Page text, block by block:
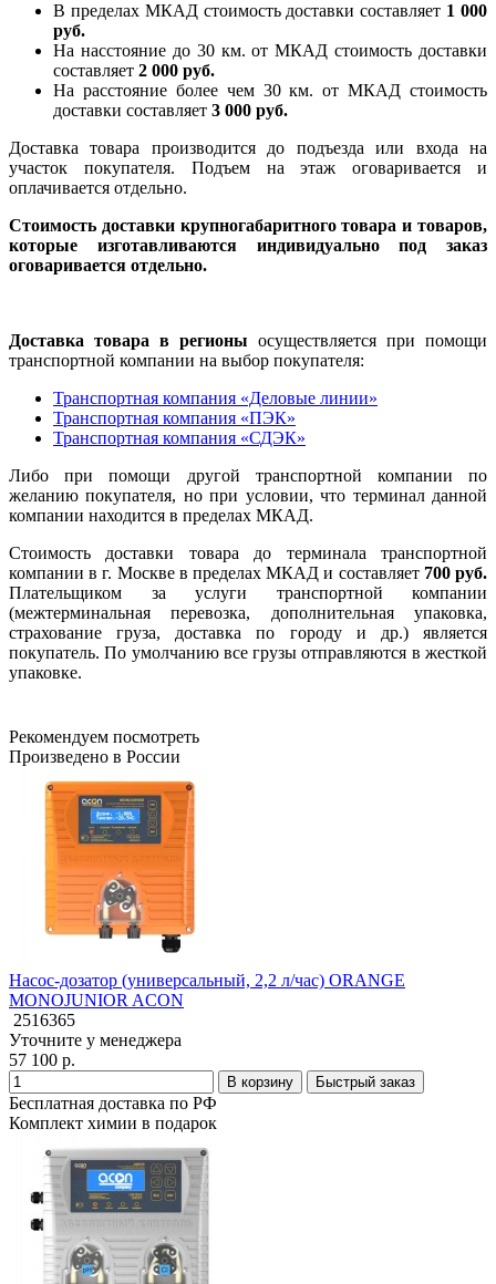
В пределах МКАД стоимость доставки составляет 1 000
руб.
На насcтояние до 30 км. от МКАД стоимость доставки
составляет 2 000 руб.
На расстояние более чем 30 км. от МКАД стоимость
доставки составляет 3 000 руб.
Доставка товара производится до подъезда или входа на
участок покупателя. Подъем на этаж оговаривается и
оплачивается отдельно.
Стоимость доставки крупногабаритного товара и товаров,
которые изготавливаются индивидуально под заказ
оговаривается отдельно.
Доставка товара в регионы осуществляется при помощи
транспортной компании на выбор покупателя:
Транспортная компания «Деловые линии»
Транспортная компания «ПЭК»
Транспортная компания «СДЭК»
Либо при помощи другой транспортной компании по
желанию покупателя, но при условии, что терминал данной
компании находится в пределах МКАД.
Стоимость доставки товара до терминала транспортной
компании в г. Москве в пределах МКАД и составляет 700 руб.
Плательщиком за услуги транспортной компании
(межтерминальная перевозка, дополнительная упаковка,
страхование груза, доставка по городу и др.) является
покупатель. По умолчанию все грузы отправляются в жесткой
упаковке.
Рекомендуем посмотреть
Произведено в России
Насос-дозатор (универсальный, 2,2 л/час) ORANGE
MONOJUNIOR ACON
2516365
Уточните у менеджера
57 100 р.
В корзину Быстрый заказ
Бесплатная доставка по РФ
Комплект химии в подарок